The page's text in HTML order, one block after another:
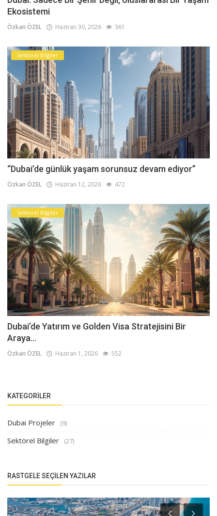
Ekosistemi
Özkan ÖZEL Haziran 30, 2026 361
Sektörel Bilgiler
“Dubai’de günlük yaşam sorunsuz devam ediyor”
Özkan ÖZEL Haziran 12, 2026 472
Sektörel Bilgiler
Dubai’de Yatırım ve Golden Visa Stratejisini Bir
Araya...
Özkan ÖZEL Haziran 1, 2026 552
KATEGORILER
Dubai Projeler (9)
Sektörel Bilgiler (27)
RASTGELE SEÇILEN YAZILAR